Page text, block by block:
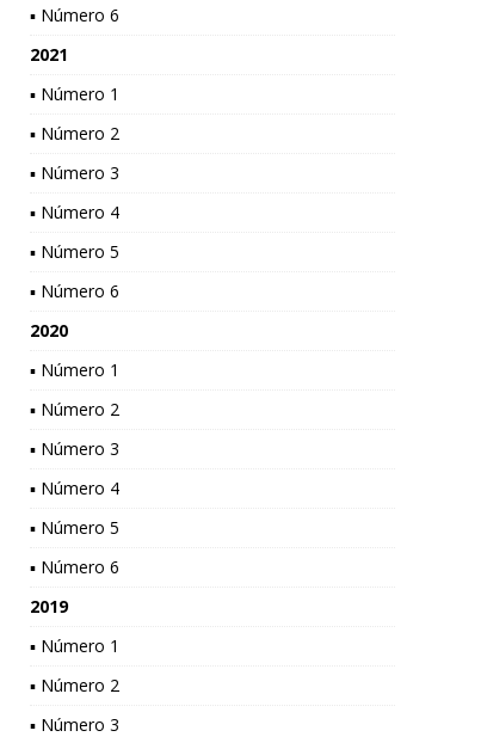
▪ Número 6
2021
▪ Número 1
▪ Número 2
▪ Número 3
▪ Número 4
▪ Número 5
▪ Número 6
2020
▪ Número 1
▪ Número 2
▪ Número 3
▪ Número 4
▪ Número 5
▪ Número 6
2019
▪ Número 1
▪ Número 2
▪ Número 3